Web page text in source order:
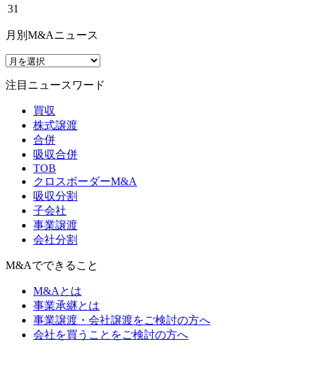
31
月別M&Aニュース
注目ニュースワード
買収
株式譲渡
合併
吸収合併
TOB
クロスボーダーM&A
吸収分割
子会社
事業譲渡
会社分割
M&Aでできること
M&Aとは
事業承継とは
事業譲渡・会社譲渡をご検討の方へ
会社を買うことをご検討の方へ